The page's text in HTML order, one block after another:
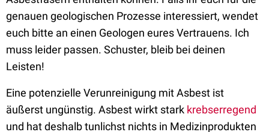
genauen geologischen Prozesse interessiert, wendet
euch bitte an einen Geologen eures Vertrauens. Ich
muss leider passen. Schuster, bleib bei deinen
Leisten!
Eine potenzielle Verunreinigung mit Asbest ist
äußerst ungünstig. Asbest wirkt stark krebserregend
und hat deshalb tunlichst nichts in Medizinprodukten